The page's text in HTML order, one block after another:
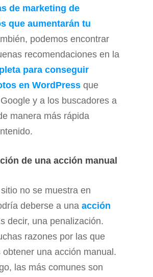
de marketing de
que aumentarán tu
podemos encontrar
recomendaciones en la
para conseguir
en WordPress que
y a los buscadores a
manera más rápida
de una acción manual
no se muestra en
deberse a una acción
decir, una penalización.
razones por las que
obtener una acción manual.
las más comunes son